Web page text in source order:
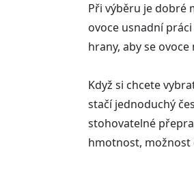
Při výběru je dobré
ovoce usnadní
hrany, aby se
Když si chcete
stačí jednoduchý
stohovatelné
hmotnost, možnost